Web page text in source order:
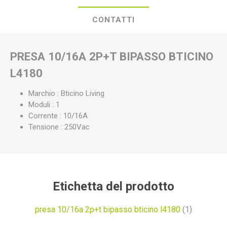
CONTATTI
PRESA 10/16A 2P+T BIPASSO BTICINO
L4180
Marchio : Bticino Living
Moduli : 1
Corrente : 10/16A
Tensione : 250Vac
Etichetta del prodotto
presa 10/16a 2p+t bipasso bticino l4180 (1)